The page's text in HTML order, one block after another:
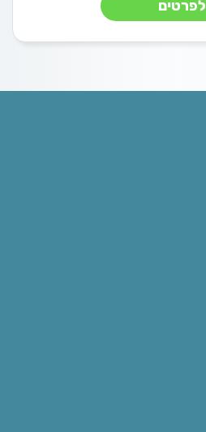
לפרטים